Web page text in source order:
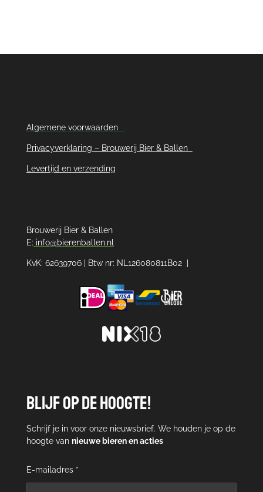
Algemene voorwaarden
Privacyverklaring – Brouwerij Bier & Ballen
Levertijd en verzending
Brouwerij Bier & Ballen
E: info@bierenballen.nl
KvK: 62639706 | Btw nr: NL126080811B02 |
Blijf op de hoogte!
Schrijf je in voor onze nieuwsbrief. We houden je op de
hoogte van nieuwe bieren en acties
E-mailadres *